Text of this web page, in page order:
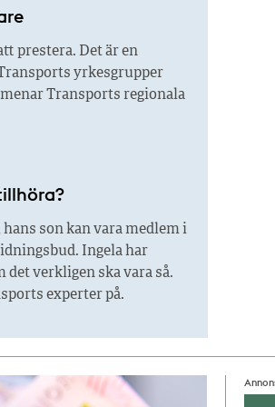
prestera. Det är en
yrkesgrupper
Transports regionala
son kan vara medlem i
Ingela har
verkligen ska vara så.
experter på.